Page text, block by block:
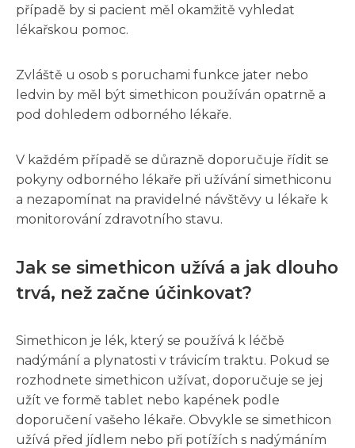
případě by si pacient měl okamžitě vyhledat
lékařskou pomoc.
Zvláště u osob s poruchami funkce jater nebo
ledvin by měl být simethicon používán opatrně a
pod dohledem odborného lékaře.
V každém případě se důrazně doporučuje řídit se
pokyny odborného lékaře při užívání simethiconu
a nezapomínat na pravidelné návštěvy u lékaře k
monitorování zdravotního stavu.
Jak se simethicon užívá a jak dlouho
trvá, než začne účinkovat?
Simethicon je lék, který se používá k léčbě
nadýmání a plynatosti v trávicím traktu. Pokud se
rozhodnete simethicon užívat, doporučuje se jej
užít ve formě tablet nebo kapének podle
doporučení vašeho lékaře. Obvykle se simethicon
užívá před jídlem nebo při potížích s nadýmáním